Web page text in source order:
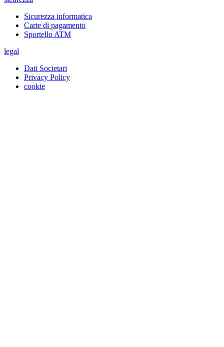
Sicurezza informatica
Carte di pagamento
Sportello ATM
legal
Dati Societari
Privacy Policy
cookie